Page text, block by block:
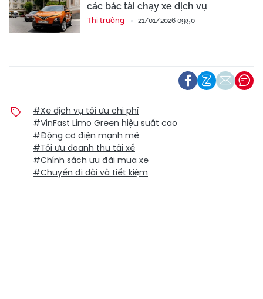
các bác tài chạy xe dịch vụ
Thị trường 21/01/2026 09:50
#Xe dịch vụ tối ưu chi phí
#VinFast Limo Green hiệu suất cao
#Động cơ điện mạnh mẽ
#Tối ưu doanh thu tài xế
#Chính sách ưu đãi mua xe
#Chuyến đi dài và tiết kiệm